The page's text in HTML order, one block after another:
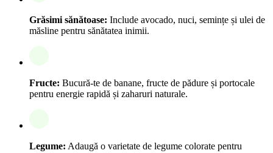
Grăsimi sănătoase: Include avocado, nuci, semințe și ulei de
măsline pentru sănătatea inimii.
Fructe: Bucură-te de banane, fructe de pădure și portocale
pentru energie rapidă și zaharuri naturale.
Legume: Adaugă o varietate de legume colorate pentru